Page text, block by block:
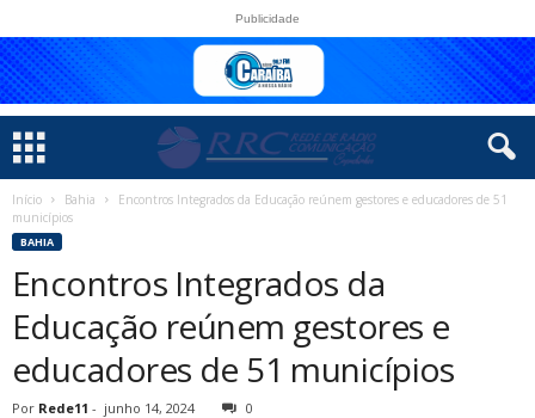
Publicidade
Início Bahia
Encontros Integrados da Educação reúnem gestores e educadores de 51
municípios
BAHIA
Encontros Integrados da
Educação reúnem gestores e
educadores de 51 municípios
Por Rede11 - junho 14, 2024 0